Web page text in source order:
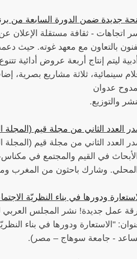
جديدة ضمن الدورة السابعة من
اتجاهات - ثقافة مستقلة الإعلان
ليتم إنتاج أربعة عروض أدائية
سينمائية، ثلاثة مشاريع بصرية،
عدوان
والتوزيع‫.
العدد الثاني من مجلة قيم (المجلة
العدد الثاني من مجلة قيم (المجلة
في القيم والمجتمع في
وشارك باحثون من المغرب
ودورها في بناء النظريّة
عمل جديدة! نشر المجلس العربي
"الاستعارة ودورها في بناء
- جامعة سوهاج – مصر‫).